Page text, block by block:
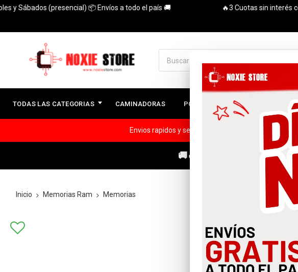
(presencial) 📦 Envíos a todo el país 🚚 🔥3 Cuotas sin interés con
TODAS LAS CATEGORIAS CAMINADORAS PC ARMADAS
Envios rapidos y seguros a todo el pais. ¡ Envios en
🚚🔥ENVÍOS GRATIS A
Inicio Memorias Ram Memorias